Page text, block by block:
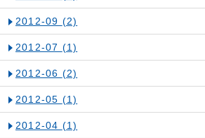
2012-09 (2)
2012-07 (1)
2012-06 (2)
2012-05 (1)
2012-04 (1)